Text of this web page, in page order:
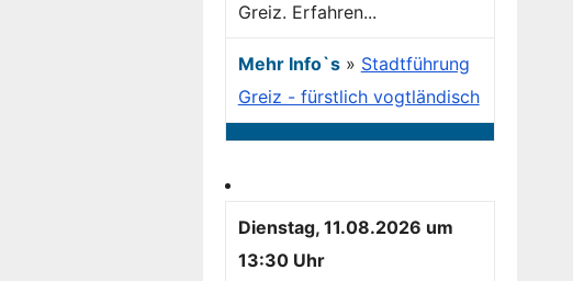
Greiz. Erfahren...
Mehr Info`s» Stadtführung
Greiz - fürstlich vogtländisch
Dienstag, 11.08.2026 um
13:30 Uhr